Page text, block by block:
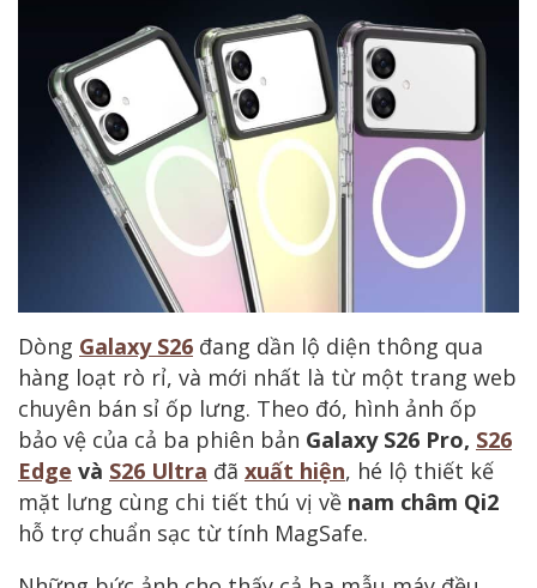
Dòng Galaxy S26 đang dần lộ diện thông qua
hàng loạt rò rỉ, và mới nhất là từ một trang web
chuyên bán sỉ ốp lưng. Theo đó, hình ảnh ốp
bảo vệ của cả ba phiên bản Galaxy S26 Pro, S26
Edge và S26 Ultra đã xuất hiện, hé lộ thiết kế
mặt lưng cùng chi tiết thú vị về nam châm Qi2
hỗ trợ chuẩn sạc từ tính MagSafe.